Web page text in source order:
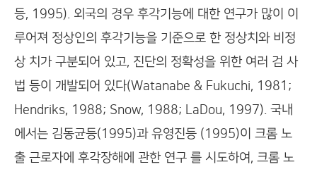
등, 1995). 외국의 경우 후각기능에 대한 연구가 많이 이
루어져 정상인의 후각기능을 기준으로 한 정상치와 비정
상 치가 구분되어 있고, 진단의 정확성을 위한 여러 검 사
법 등이 개발되어 있다(Watanabe & Fukuchi, 1981;
Hendriks, 1988; Snow, 1988; LaDou, 1997). 국내
에서는 김동균등(1995)과 유영진등 (1995)이 크롬 노
출 근로자에 후각장해에 관한 연구 를 시도하여, 크롬 노